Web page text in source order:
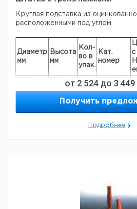
Круглая подставка из
расположенными под углом.
Диаметр
мм
Высота
мм
Кол-
во в
упак.
Кат.
номер
с
1
9034110
120
210 1
9034112
250 1
6200910
140
220 1
9034114
6059957
от 2 524 до 3 449
Получить
Подробнее